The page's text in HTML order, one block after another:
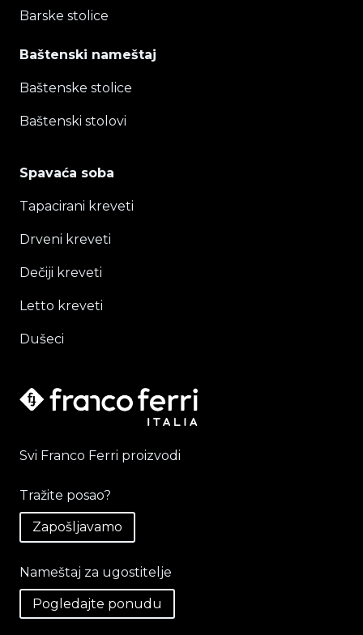
Barske stolice
Baštenski nameštaj
Baštenske stolice
Baštenski stolovi
Spavaća soba
Tapacirani kreveti
Drveni kreveti
Dečiji kreveti
Letto kreveti
Dušeci
Svi Franco Ferri proizvodi
Tražite posao?
Zapošljavamo
Nameštaj za ugostitelje
Pogledajte ponudu